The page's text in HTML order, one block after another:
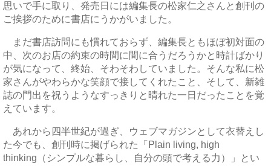
思いで手に取り、発売日には編集長の松家仁之さんと創刊の
ご挨拶のために書店にうかがいました。
まだ書店訪問にも慣れておらず、編集長ともほぼ初対面の
中、次のお店の約束の時間に間に合うだろうかと時計ばかり
が気になって、終始、そわそわしていました。そんな私に松
家さんがやわらかな笑顔で接してくれたこと、そして、新雑
誌の門出を祝うようなすっきりと晴れた一日だったことを覚
えています。
あれから四半世紀が過ぎ、ウェブマガジンとして衣替えし
た今でも、創刊時に掲げられた「Plain living, high
thinking（シンプルな暮らし、自分の頭で考える力）」とい